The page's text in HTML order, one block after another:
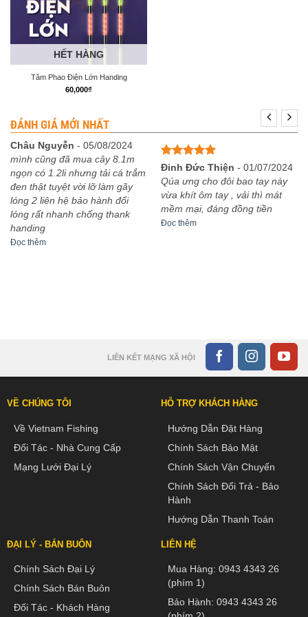
HẾT HÀNG
Tăm Phao Điện Lớn Handing
60,000₫
ĐÁNH GIÁ MỚI NHẤT
Châu Nguyễn - 05/08/2024
mình cũng đã mua cây 8.1m
ngọn có 1.2li nhưng tải cá trắm
đen thật tuyệt vời lỡ làm gãy
lóng 2 liên hệ bảo hành đổi
lóng rất nhanh chống thank
handing
Đọc thêm
Được xếp
hạng
sao
Đinh Đức Thiện - 01/07/2024
Qúa ưng cho đôi bao tay này
vừa khít ôm tay , vải thì mát
mềm mại, đáng đồng tiền
Đọc thêm
LIÊN KẾT MẠNG XÃ HỘI
VỀ CHÚNG TÔI
Về Vietnam Fishing
Đối Tác - Nhà Cung Cấp
Mạng Lưới Đại Lý
HỖ TRỢ KHÁCH HÀNG
Hướng Dẫn Đặt Hàng
Chính Sách Bảo Mật
Chính Sách Vận Chuyển
Chính Sách Đổi Trả - Bảo
Hành
Hướng Dẫn Thanh Toán
ĐẠI LÝ - BÁN BUÔN
Chính Sách Đại Lý
Chính Sách Bán Buôn
Đối Tác - Khách Hàng
LIÊN HỆ
Mua Hàng: 0943 4343 26
(phím 1)
Bảo Hành: 0943 4343 26